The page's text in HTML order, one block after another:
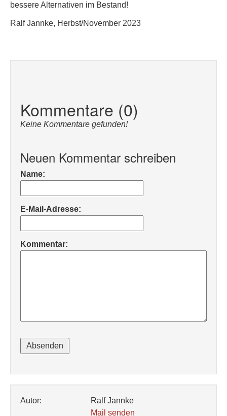
bessere Alternativen im Bestand!
Ralf Jannke, Herbst/November 2023
Kommentare (0)
Keine Kommentare gefunden!
Neuen Kommentar schreiben
Name:
E-Mail-Adresse:
Kommentar:
Autor:
Ralf Jannke
Mail senden